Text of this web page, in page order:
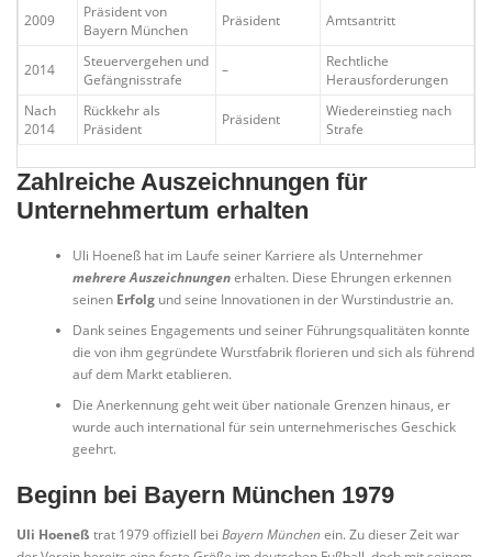
2009
Präsident von
Bayern München
Präsident Amtsantritt
2014
Steuervergehen und
Gefängnisstrafe
–
Rechtliche
Herausforderungen
Nach
2014
Rückkehr als
Präsident
Präsident
Wiedereinstieg nach
Strafe
Zahlreiche Auszeichnungen für
Unternehmertum erhalten
Uli Hoeneß hat im Laufe seiner Karriere als Unternehmer
mehrere Auszeichnungenerhalten. Diese Ehrungen erkennen
seinen Erfolgund seine Innovationen in der Wurstindustrie an.
Dank seines Engagements und seiner Führungsqualitäten konnte
die von ihm gegründete Wurstfabrik florieren und sich als führend
auf dem Markt etablieren.
Die Anerkennung geht weit über nationale Grenzen hinaus, er
wurde auch international für sein unternehmerisches Geschick
geehrt.
Beginn bei Bayern München 1979
Uli Hoeneß trat 1979 offiziell bei Bayern Münchenein. Zu dieser Zeit war